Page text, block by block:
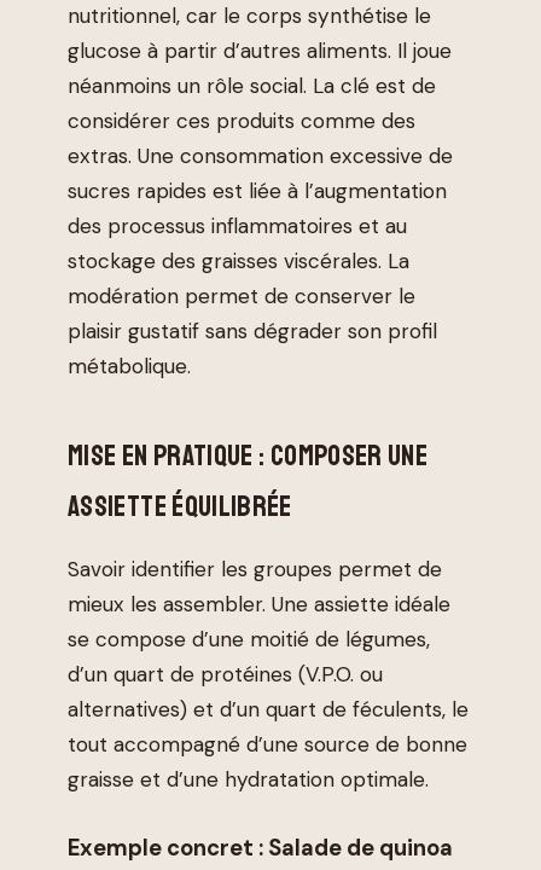
nutritionnel, car le corps synthétise le
glucose à partir d’autres aliments. Il joue
néanmoins un rôle social. La clé est de
considérer ces produits comme des
extras. Une consommation excessive de
sucres rapides est liée à l’augmentation
des processus inflammatoires et au
stockage des graisses viscérales. La
modération permet de conserver le
plaisir gustatif sans dégrader son profil
métabolique.
MISE EN PRATIQUE : COMPOSER UNE
ASSIETTE ÉQUILIBRÉE
Savoir identifier les groupes permet de
mieux les assembler. Une assiette idéale
se compose d’une moitié de légumes,
d’un quart de protéines (V.P.O. ou
alternatives) et d’un quart de féculents, le
tout accompagné d’une source de bonne
graisse et d’une hydratation optimale.
Exemple concret : Salade de quinoa